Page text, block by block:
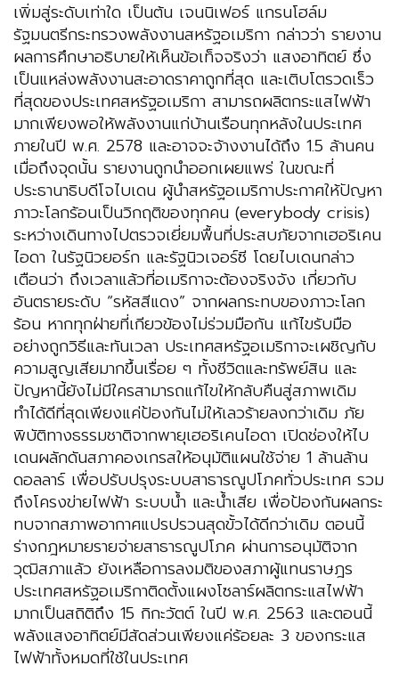
เพิ่มสู่ระดับเท่าใด เป็นต้น เจนนิเฟอร์ แกรนโฮล์ม
รัฐมนตรีกระทรวงพลังงานสหรัฐอเมริกา กล่าวว่า รายงาน
ผลการศึกษาอธิบายให้เห็นข้อเท็จจริงว่า แสงอาทิตย์ ซึ่ง
เป็นแหล่งพลังงานสะอาดราคาถูกที่สุด และเติบโตรวดเร็ว
ที่สุดของประเทศสหรัฐอเมริกา สามารถผลิตกระแสไฟฟ้า
มากเพียงพอให้พลังงานแก่บ้านเรือนทุกหลังในประเทศ
ภายในปี พ.ศ. 2578 และอาจจะจ้างงานได้ถึง 1.5 ล้านคน
เมื่อถึงจุดนั้น รายงานถูกนำออกเผยแพร่ ในขณะที่
ประธานาธิบดีโจไบเดน ผู้นำสหรัฐอเมริกาประกาศให้ปัญหา
ภาวะโลกร้อนเป็นวิกฤติของทุกคน (everybody crisis)
ระหว่างเดินทางไปตรวจเยี่ยมพื้นที่ประสบภัยจากเฮอริเคน
ไอดา ในรัฐนิวยอร์ก และรัฐนิวเจอร์ซี โดยไบเดนกล่าว
เตือนว่า ถึงเวลาแล้วที่อเมริกาจะต้องจริงจัง เกี่ยวกับ
อันตรายระดับ “รหัสสีแดง” จากผลกระทบของภาวะโลก
ร้อน หากทุกฝ่ายที่เกียวข้องไม่ร่วมมือกัน แก้ไขรับมือ
อย่างถูกวิธีและทันเวลา ประเทศสหรัฐอเมริกาจะเผชิญกับ
ความสูญเสียมากขึ้นเรื่อย ๆ ทั้งชีวิตและทรัพย์สิน และ
ปัญหานี้ยังไม่มีใครสามารถแก้ไขให้กลับคืนสู่สภาพเดิม
ทำได้ดีที่สุดเพียงแค่ป้องกันไม่ให้เลวร้ายลงกว่าเดิม ภัย
พิบัติทางธรรมชาติจากพายุเฮอริเคนไอดา เปิดช่องให้ไบ
เดนผลักดันสภาคองเกรสให้อนุมัติแผนใช้จ่าย 1 ล้านล้าน
ดอลลาร์ เพื่อปรับปรุงระบบสาธารณูปโภคทั่วประเทศ รวม
ถึงโครงข่ายไฟฟ้า ระบบน้ำ และน้ำเสีย เพื่อป้องกันผลกระ
ทบจากสภาพอากาศแปรปรวนสุดขั้วได้ดีกว่าเดิม ตอนนี้
ร่างกฎหมายรายจ่ายสาธารณูปโภค ผ่านการอนุมัติจาก
วุฒิสภาแล้ว ยังเหลือการลงมติของสภาผู้แทนราษฎร
ประเทศสหรัฐอเมริกาติดตั้งแผงโซลาร์ผลิตกระแสไฟฟ้า
มากเป็นสถิติถึง 15 กิกะวัตต์ ในปี พ.ศ. 2563 และตอนนี้
พลังแสงอาทิตย์มีสัดส่วนเพียงแค่ร้อยละ 3 ของกระแส
ไฟฟ้าทั้งหมดที่ใช้ในประเทศ